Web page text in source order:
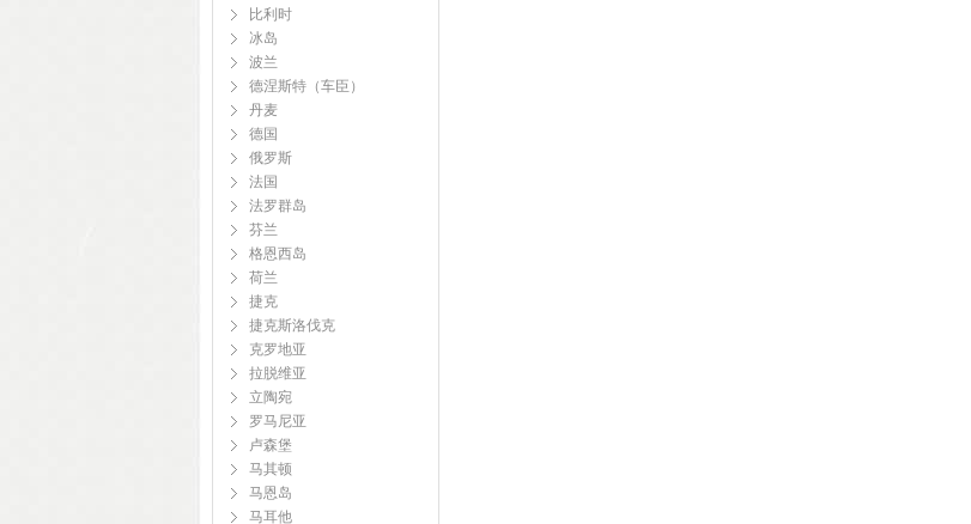
比利时
冰岛
波兰
德涅斯特（车臣）
丹麦
德国
俄罗斯
法国
法罗群岛
芬兰
格恩西岛
荷兰
捷克
捷克斯洛伐克
克罗地亚
拉脱维亚
立陶宛
罗马尼亚
卢森堡
马其顿
马恩岛
马耳他